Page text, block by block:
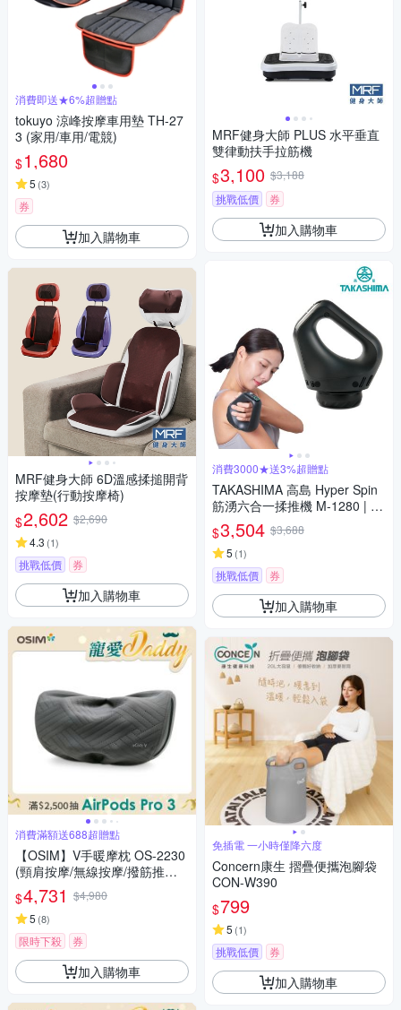
消費即送★6%超贈點
tokuyo 涼峰按摩車用墊 TH-27
3 (家用/車用/電競)
$1,680
5 (3)
券
加入購物車
MRF健身大師 6D溫感揉搥開背
按摩墊(行動按摩椅)
$2,602 $2,690
4.3 (1)
挑戰低價 券
加入購物車
消費滿額送688超贈點
【OSIM】V手暖摩枕 OS-2230
(頸肩按摩/無線按摩/撥筋推揉/
溫熱紓緩)
$4,731 $4,980
5 (8)
限時下殺 券
加入購物車
MRF健身大師 PLUS ⽔平垂直
雙律動扶⼿拉筋機
$3,100 $3,188
挑戰低價
券
加入購物車
消費3000★送3%超贈點
TAKASHIMA 高島 Hyper Spin
筋湧六合一揉推機 M-1280 | 按
摩槍 筋膜槍
$3,504 $3,688
5 (1)
挑戰低價 券
加入購物車
免插電 一小時僅降六度
Concern康生 摺疊便攜泡腳袋
CON-W390
$799
5 (1)
挑戰低價 券
加入購物車